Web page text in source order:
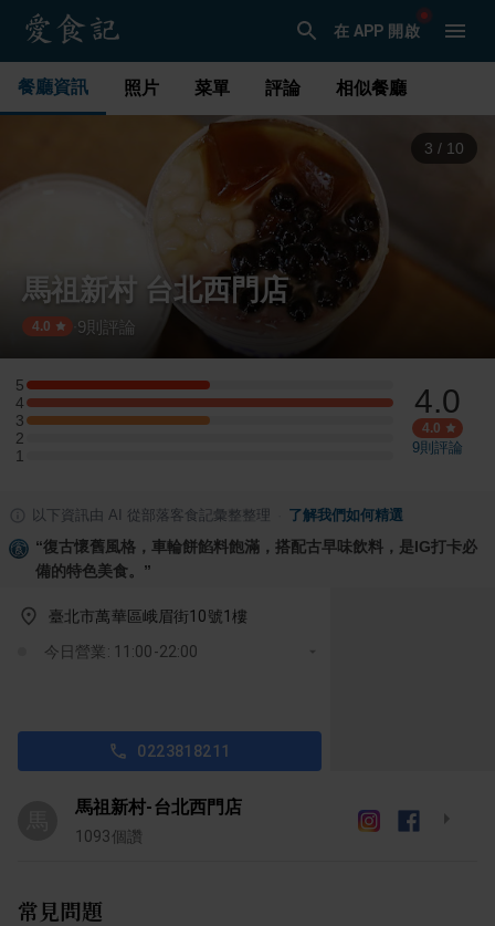
在 APP 開啟
餐廳資訊 照片 菜單 評論 相似餐廳
3 / 10
馬祖新村 台北西門店
4.0 9 則評論
5
5 星：1 則評論
4
4 星：2 則評論
3
3 星：1 則評論
2
2 星：0 則評論
1
1 星：0 則評論
4.0
4.0
9則評論
以下資訊由 AI 從部落客食記彙整整理 了解我們如何精選
“復古懷舊風格，車輪餅餡料飽滿，搭配古早味飲料，是IG打卡必
備的特色美食。 ”
臺北市萬華區峨眉街10號1樓
今日營業: 11:00-22:00
0223818211
馬祖新村-台北西門店
1093個讚
常見問題